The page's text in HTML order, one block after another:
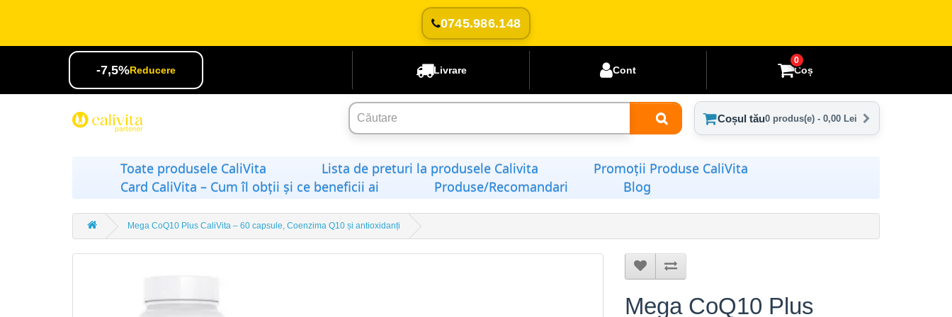
0745.986.148
-7,5%Reducere Livrare Cont
0
Coș
Coșul tău0 produs(e) - 0,00 Lei
Toate produsele CaliVita Lista de preturi la produsele Calivita
Promoții Produse CaliVita
Card CaliVita – Cum îl obții și ce beneficii ai
Produse/Recomandari Blog
Mega CoQ10 Plus CaliVita – 60 capsule, Coenzima Q10 și antioxidanți
Mega CoQ10 Plus